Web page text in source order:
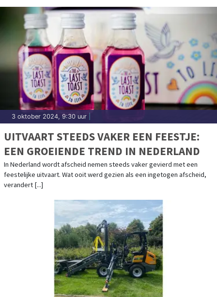
3 oktober 2024, 9:30 uur
UITVAART STEEDS VAKER EEN FEESTJE:
EEN GROEIENDE TREND IN NEDERLAND
In Nederland wordt afscheid nemen steeds vaker gevierd met een
feestelijke uitvaart. Wat ooit werd gezien als een ingetogen afscheid,
verandert [...]